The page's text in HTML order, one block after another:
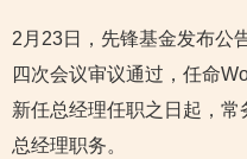
2月23日，先锋基金发布公
四次会议审议通过，任命
新任总经理任职之日起，
总经理职务。